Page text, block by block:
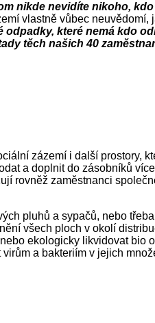
nikde nevidíte nikoho,
vlastně vůbec neuvědomí,
odpadky, které nemá kdo
těch našich 40
zázemí i další prostory,
a doplnit do zásobníků
rovněž zaměstnanci
pluhů a sypačů, nebo
všech ploch v okolí
ekologicky likvidovat bio
a bakteriím v jejich